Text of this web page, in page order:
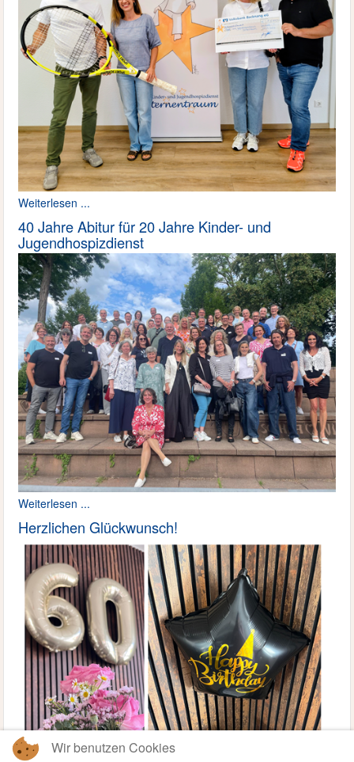
Weiterlesen ...
40 Jahre Abitur für 20 Jahre Kinder- und
Jugendhospizdienst
Weiterlesen ...
Herzlichen Glückwunsch!
Wir benutzen Cookies